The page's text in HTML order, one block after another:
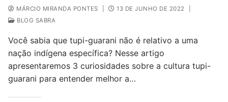
MÁRCIO MIRANDA PONTES 13 DE JUNHO DE 2022
BLOG SABRA
Você sabia que tupi-guarani não é relativo a uma
nação indígena específica? Nesse artigo
apresentaremos 3 curiosidades sobre a cultura tupi-
guarani para entender melhor a…